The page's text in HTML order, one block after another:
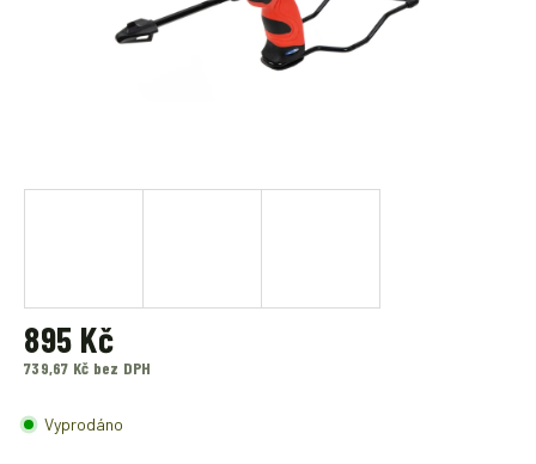
895 Kč
739,67 Kč bez DPH
cena:Vyprodáno